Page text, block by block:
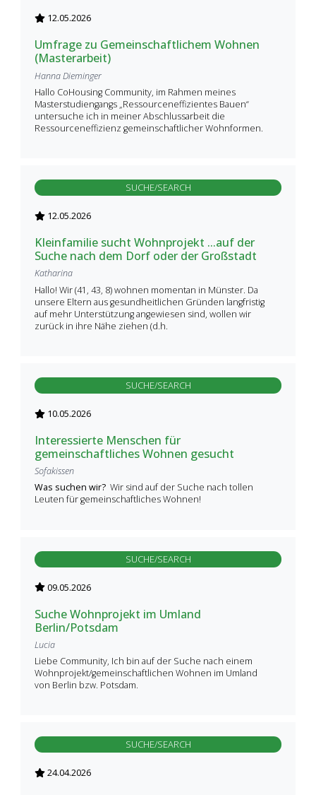
12.05.2026
Umfrage zu Gemeinschaftlichem Wohnen
(Masterarbeit)
Hanna Dieminger
Hallo CoHousing Community, im Rahmen meines
Masterstudiengangs „Ressourceneffizientes Bauen“
untersuche ich in meiner Abschlussarbeit die
Ressourceneffizienz gemeinschaftlicher Wohnformen.
SUCHE/SEARCH
12.05.2026
Kleinfamilie sucht Wohnprojekt ...auf der
Suche nach dem Dorf oder der Großstadt
Katharina
Hallo! Wir (41, 43, 8) wohnen momentan in Münster. Da
unsere Eltern aus gesundheitlichen Gründen langfristig
auf mehr Unterstützung angewiesen sind, wollen wir
zurück in ihre Nähe ziehen (d.h.
SUCHE/SEARCH
10.05.2026
Interessierte Menschen für
gemeinschaftliches Wohnen gesucht
Sofakissen
Was suchen wir? Wir sind auf der Suche nach tollen
Leuten für gemeinschaftliches Wohnen!
SUCHE/SEARCH
09.05.2026
Suche Wohnprojekt im Umland
Berlin/Potsdam
Lucia
Liebe Community, Ich bin auf der Suche nach einem
Wohnprojekt/gemeinschaftlichen Wohnen im Umland
von Berlin bzw. Potsdam.
SUCHE/SEARCH
24.04.2026